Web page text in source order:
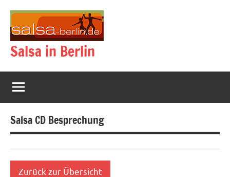
springen
Salsa in Berlin
Salsa CD Besprechung
Zurück zur Übersicht